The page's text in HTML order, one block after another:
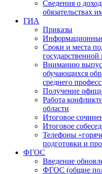
Сведения о
обязательствах
ГИА
Приказы
Сроки и места
государственной
Вниманию
обучающихся
среднего
Получение
Работа
области
Итоговое
Итоговое
Телефоны
подготовки и
ФГОС
Введение
ФГОС (общие